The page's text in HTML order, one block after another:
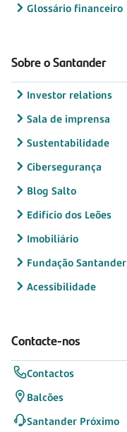
Glossário financeiro
Sobre o Santander
Investor relations
Sala de imprensa
Sustentabilidade
Cibersegurança
Blog Salto
Edifício dos Leões
Imobiliário
Fundação Santander
Acessibilidade
Contacte-nos
Contactos
Balcões
Santander Próximo